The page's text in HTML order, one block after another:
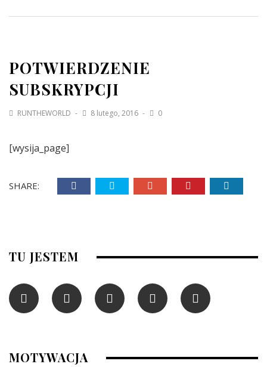
POTWIERDZENIE
SUBSKRYPCJI
RUNTHEWORLD 8 lutego, 2016 0
[wysija_page]
SHARE:
TU JESTEM
MOTYWACJA